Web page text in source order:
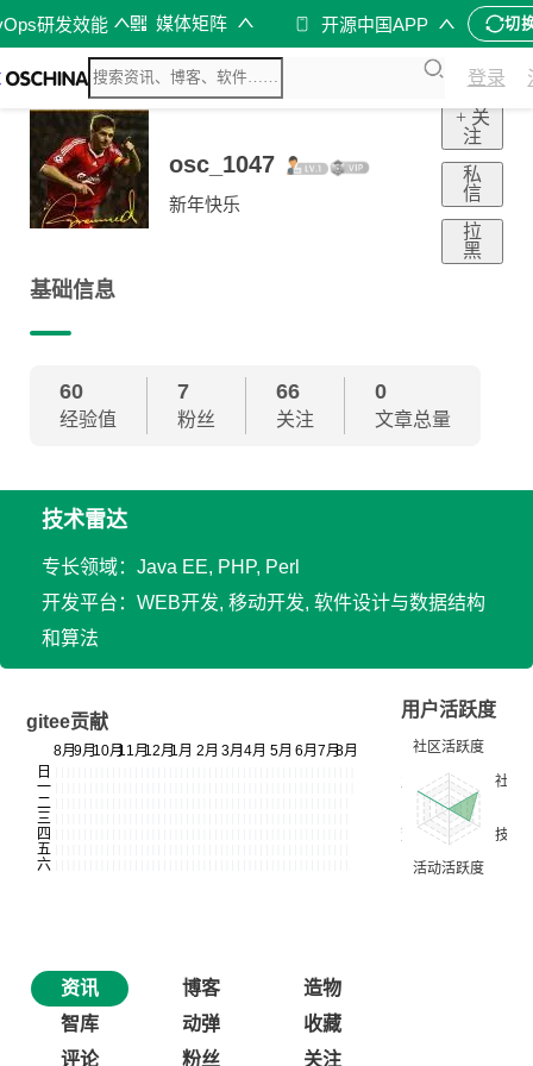
研发效能 媒体矩阵 开源中国APP 切
登录
osc_1047
新年快乐
+ 关
注
私
信
拉
黑
基础信息
60
经验值
7
粉丝
66
关注
0
文章总量
技术雷达
专长领域：Java EE, PHP, Perl
开发平台：WEB开发, 移动开发, 软件设计与数据结构
和算法
gitee贡献
用户活跃度
资讯 博客
造物
智库
动弹
收藏
评论
粉丝 关注